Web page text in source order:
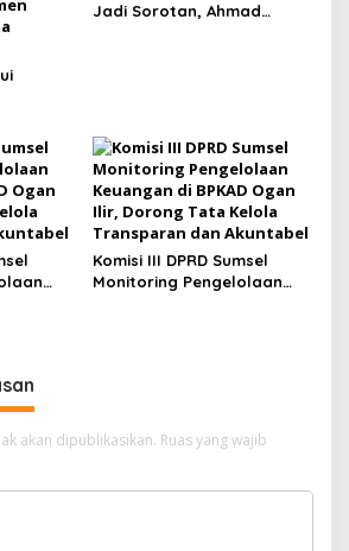
Daerah
Jadi Sorotan, Ahmad
Komisi III DPRD Sumsel
Monitoring Pengelolaan
akan dipublikasikan. Ruas yang wajib